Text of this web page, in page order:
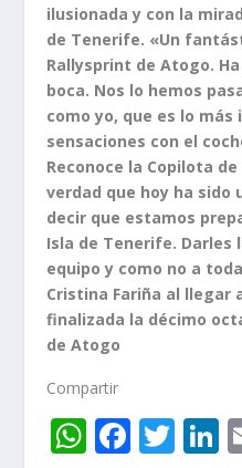
ilusionada y con la
de Tenerife. «Un
Rallysprint de Atogo.
boca. Nos lo hemos
como yo, que es lo
sensaciones con el
Reconoce la Copilota
verdad que hoy ha sido
decir que estamos
Isla de Tenerife. Darles
equipo y como no a
Cristina Fariña al llegar
finalizada la décimo
de Atogo
Compartir
W F T